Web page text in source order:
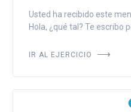
Usted ha recibido este
Hola, ¿qué tal? Te escribo
IR AL EJERCICIO